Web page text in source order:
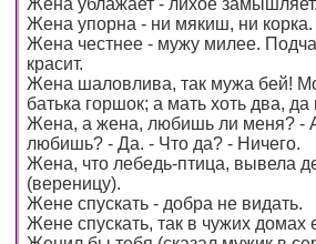
Жена ублажает - лихое замышляет.
Жена упорна - ни мякиш, ни корка.
Жена честнее - мужу милее.
красит.
Жена шаловлива, так мужа бей!
батька горшок; а мать хоть два, да
Жена, а жена, любишь ли меня? -
любишь? - Да. - Что да? - Ничего.
Жена, что лебедь-птица, вывела
(вереницу).
Жене спускать - добра не видать.
Жене спускать, так в чужих домах